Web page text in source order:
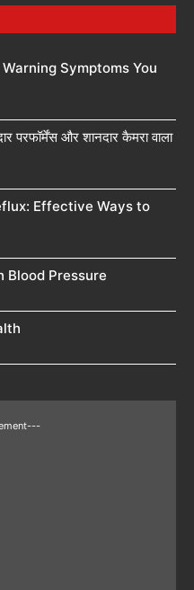
Symptoms You
परफॉर्मेंस और शानदार कैमरा वाला
Effective Ways to
Blood Pressure